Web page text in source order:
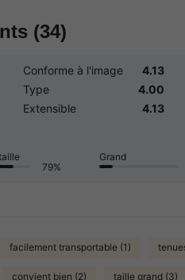
(34)
Conforme à l'image
4.13
Type
4.00
Extensible
4.13
79%
Grand
facilement transportable (1)
convient bien (2) taille grand (3)